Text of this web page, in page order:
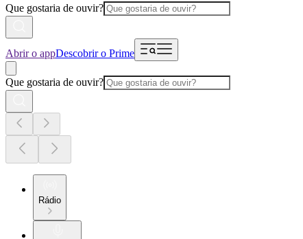
Que gostaria de ouvir?
Abrir o appDescobrir o Prime
Que gostaria de ouvir?
Rádio